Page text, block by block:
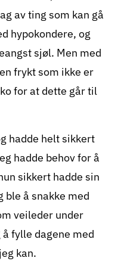
av ting som kan gå
hypokondere, og
sjøl. Men med
frykt som ikke er
for at dette går til
hadde helt sikkert
hadde behov for å
sikkert hadde sin
ble å snakke med
veileder under
fylle dagene med
kan.